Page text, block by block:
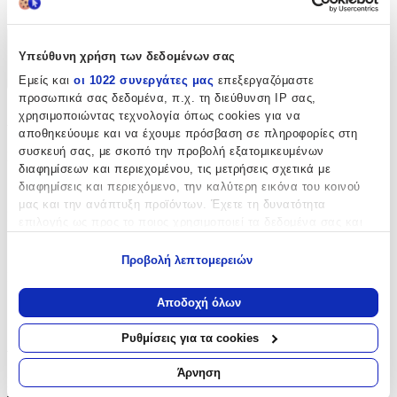
Υπεύθυνη χρήση των δεδομένων σας
Εμείς και οι 1022 συνεργάτες μας επεξεργαζόμαστε
προσωπικά σας δεδομένα, π.χ. τη διεύθυνση IP σας,
χρησιμοποιώντας τεχνολογία όπως cookies για να
αποθηκεύουμε και να έχουμε πρόσβαση σε πληροφορίες στη
συσκευή σας, με σκοπό την προβολή εξατομικευμένων
διαφημίσεων και περιεχομένου, τις μετρήσεις σχετικά με
διαφημίσεις και περιεχόμενο, την καλύτερη εικόνα του κοινού
μας και την ανάπτυξη προϊόντων. Έχετε τη δυνατότητα
Να συλλέξουμε πληροφορίες σχετικά με τη γεωγραφική
σας τοποθεσία, οι οποίες μπορεί να είναι ακριβείς σε
απόσταση μερικών μέτρων
Να αναγνωρίσουμε τη συσκευή σας σαρώνοντας ενεργά
για συγκεκριμένα χαρακτηριστικά (δακτυλικό αποτύπωμα)
Μάθετε περισσότερα σχετικά με τον τρόπο επεξεργασίας των
Προβολή λεπτομερειών
Αποδοχή όλων
Ρυθμίσεις για τα cookies
Άρνηση
Χαρακτηριστικά
+
Χαρακτηριστικά
Συγγραφέας:
Ian Rankin
Αξιολογήσεις
Προς το παρόν δεν υπάρχουν άλλες αξιολογήσεις. Όταν